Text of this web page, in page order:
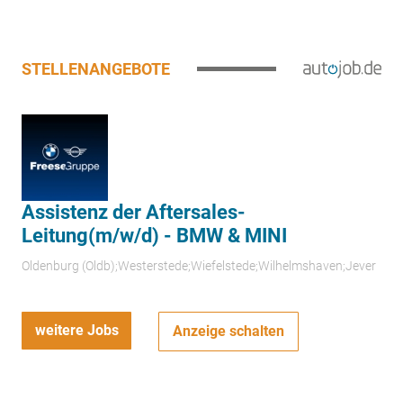
STELLENANGEBOTE
Assistenz der Aftersales-
Leitung(m/w/d) - BMW & MINI
Oldenburg (Oldb);Westerstede;Wiefelstede;Wilhelmshaven;Jever
weitere Jobs Anzeige schalten